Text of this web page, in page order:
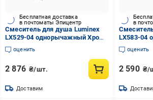
Бесплатная доставка
в почтоматы Эпицентр
Смеситель для душа Luminex
LX529-04 однорычажный Хром
(EA-LX529-04)
оценить
2 876 ₴/шт.
Доставим
в
LX583-04
(EA-LX583-
оценить
2 590 ₴/